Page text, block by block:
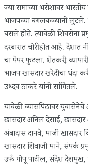
ज्या रामाच्या भरोशावर
भाजपच्या बगलबच्च्यानी लुटले.
बसले होते. त्यावेळी शिवसेना
दरबारात चोरी होत आहे.
चा पेपर फुटला. शेतकरी,
भाजप खासदार खरेदीचा धंदा
उध्दव ठाकरे यांनी सांगितले.
यावेळी व्यासपिठावर
खासदार अनिल देसाई, खासदार
अंबादास दानवे, माजी खासदार
खासदार शिवाजी माने, संपर्क
उर्फ गोपू पाटील, संदेश देशमुख,